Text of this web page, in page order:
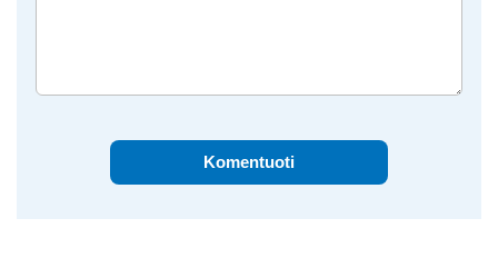
Komentuoti